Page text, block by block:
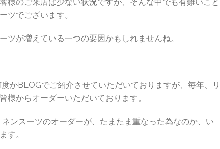
様のご来店は少ない状況ですが、そんな中でも有難いこと
ツでございます。
が増えている一つの要因かもしれませんね。
かBLOGでご紹介させていただいておりますが、毎年、リ
様からオーダーいただいております。
ンスーツのオーダーが、たまたま重なった為なのか、い
す。